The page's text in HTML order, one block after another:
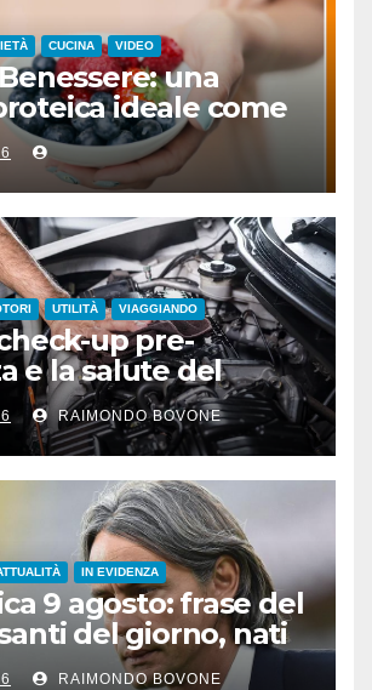
CUCINA VIDEO
una
ideale come
UTILITÀ VIAGGIANDO
up pre-
e la salute del
il sole
RAIMONDO BOVONE
IN EVIDENZA
9 agosto: frase del
del giorno, nati
oggi
RAIMONDO BOVONE